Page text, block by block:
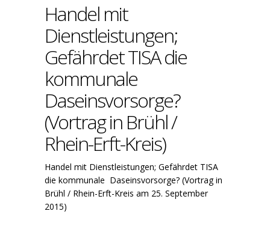
Handel mit
Dienstleistungen;
Gefährdet TISA die
kommunale
Daseinsvorsorge?
(Vortrag in Brühl /
Rhein-Erft-Kreis)
Handel mit Dienstleistungen; Gefährdet TISA
die kommunale Daseinsvorsorge? (Vortrag in
Brühl / Rhein-Erft-Kreis am 25. September
2015)